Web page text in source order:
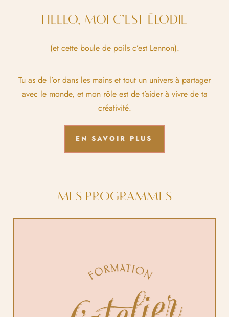
HELLO, MOI C’EST ËLODIE
(et cette boule de poils c’est Lennon).
Tu as de l’or dans les mains et tout un univers à partager
avec le monde, et mon rôle est de t’aider à vivre de ta
créativité.
EN SAVOIR PLUS
MES PROGRAMMES